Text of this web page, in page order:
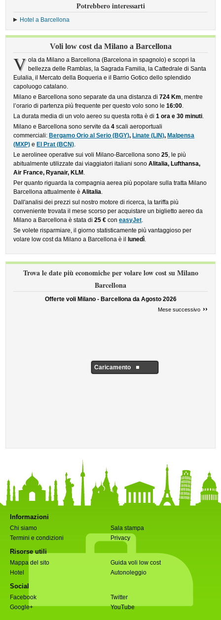
Potrebbero interessarti
Hotel a Barcellona
Voli low cost da Milano a Barcellona
V ola da Milano a Barcellona (Barcelona in spagnolo) e scopri la
bellezza delle Ramblas, la Sagrada Familia, la Cattedrale di Santa
Eulalia, il Mercato della Boqueria e il Barrio Gotico dello splendido
capoluogo catalano.
Milano e Barcellona sono separate da una distanza di724 Km, mentre
l’orario di partenza più frequente per questo volo sono le16:00.
La durata media di un volo aereo su questa rotta è di1 ora e 30 minuti.
Milano e Barcellona sono servite da4 scali aeroportuali
commerciali: Bergamo Orio al Serio (BGY), Linate (LIN), Malpensa
(MXP) e El Prat (BCN).
Le aerolinee operative sui voli Milano-Barcellona sono25, le più
abitualmente utilizzate dai viaggiatori italiani sonoAlitalia, Lufthansa,
Air France, Ryanair, KLM .
Per quanto riguarda la compagnia aerea più popolare sulla tratta Milano
Barcellona attualmente èAlitalia.
Dall'analisi dei prezzi sul nostro motore di ricerca, la tariffa più
conveniente trovata il mese scorso per acquistare un biglietto aereo da
Milano a Barcellona è stata di25 € coneasyJet.
Se volete risparmiare, il giorno statisticamente più vantaggioso per
volare low cost da Milano a Barcellona è il
lunedì.
Trova le date più economiche per volare low cost su Milano
Barcellona
Offerte voli Milano - Barcellona da Agosto 2026
Mese successivo ››
Caricamento
Informazioni
Chi siamo
Sala stampa
Termini e condizioni
Privacy
Risorse utili
Mappa del sito
Guida voli low cost
Hotel
Autonoleggio
Social
Facebook
Twitter
Google+
YouTube